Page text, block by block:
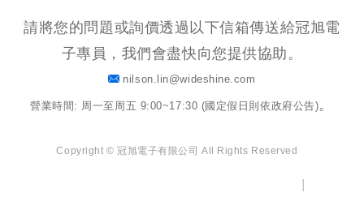
請將您的問題或詢價透過以下信箱傳送給冠旭電
子專員，我們會盡快向您提供協助。
nilson.lin@wideshine.com
營業時間: 周一至周五 9:00~17:30 (國定假日則依政府公告)。
Copyright © 冠旭電子有限公司 All Rights Reserved